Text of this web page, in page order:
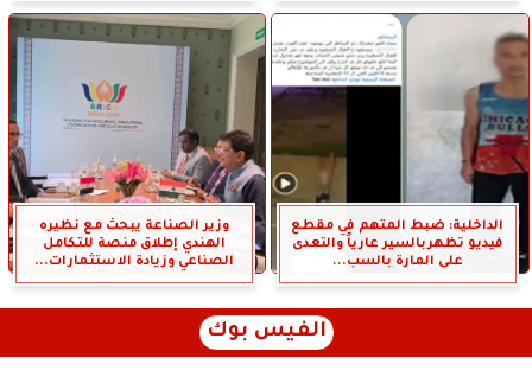
الداخلية: ضبط المتهم في مقطع
فيديو تظهربالسير عارياً والتعدى
على المارة بالسب...
وزير الصناعة يبحث مع نظيره
الهندي إطلاق منصة للتكامل
الصناعي وزيادة الاستثمارات...
الفيس بوك